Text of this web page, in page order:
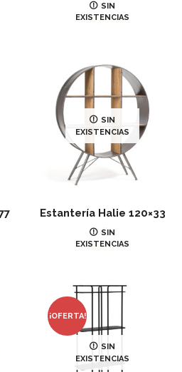
Juliá
€138.00
SIN
EXISTENCIAS
SIN
EXISTENCIAS
Estantería Halie 120×33
Juliá
€555.00
SIN
EXISTENCIAS
¡OFERTA!
SIN
EXISTENCIAS